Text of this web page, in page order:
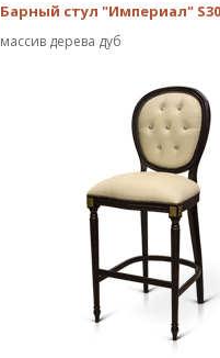
Барный стул "Империал"
массив дерева дуб